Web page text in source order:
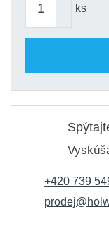
ks
+420 739